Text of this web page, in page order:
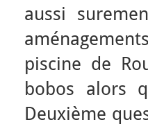
aussi
piscine de
bobos alors
Deuxième